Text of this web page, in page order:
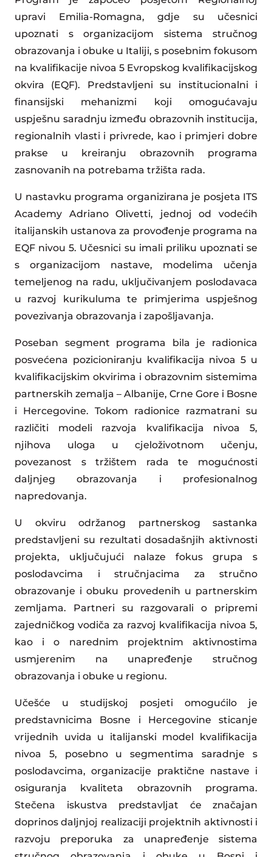
upravi Emilia-Romagna, gdje su učesnici
upoznati s organizacijom sistema stručnog
obrazovanja i obuke u Italiji, s posebnim fokusom
na kvalifikacije nivoa 5 Evropskog kvalifikacijskog
okvira (EQF). Predstavljeni su institucionalni i
finansijski mehanizmi koji omogućavaju
uspješnu saradnju između obrazovnih institucija,
regionalnih vlasti i privrede, kao i primjeri dobre
prakse u kreiranju obrazovnih programa
zasnovanih na potrebama tržišta rada.
U nastavku programa organizirana je posjeta ITS
Academy Adriano Olivetti, jednoj od vodećih
italijanskih ustanova za provođenje programa na
EQF nivou 5. Učesnici su imali priliku upoznati se
s organizacijom nastave, modelima učenja
temeljenog na radu, uključivanjem poslodavaca
u razvoj kurikuluma te primjerima uspješnog
povezivanja obrazovanja i zapošljavanja.
Poseban segment programa bila je radionica
posvećena pozicioniranju kvalifikacija nivoa 5 u
kvalifikacijskim okvirima i obrazovnim sistemima
partnerskih zemalja – Albanije, Crne Gore i Bosne
i Hercegovine. Tokom radionice razmatrani su
različiti modeli razvoja kvalifikacija nivoa 5,
njihova uloga u cjeloživotnom učenju,
povezanost s tržištem rada te mogućnosti
daljnjeg obrazovanja i profesionalnog
napredovanja.
U okviru održanog partnerskog sastanka
predstavljeni su rezultati dosadašnjih aktivnosti
projekta, uključujući nalaze fokus grupa s
poslodavcima i stručnjacima za stručno
obrazovanje i obuku provedenih u partnerskim
zemljama. Partneri su razgovarali o pripremi
zajedničkog vodiča za razvoj kvalifikacija nivoa 5,
kao i o narednim projektnim aktivnostima
usmjerenim na unapređenje stručnog
obrazovanja i obuke u regionu.
Učešće u studijskoj posjeti omogućilo je
predstavnicima Bosne i Hercegovine sticanje
vrijednih uvida u italijanski model kvalifikacija
nivoa 5, posebno u segmentima saradnje s
poslodavcima, organizacije praktične nastave i
osiguranja kvaliteta obrazovnih programa.
Stečena iskustva predstavljat će značajan
doprinos daljnjoj realizaciji projektnih aktivnosti i
razvoju preporuka za unapređenje sistema